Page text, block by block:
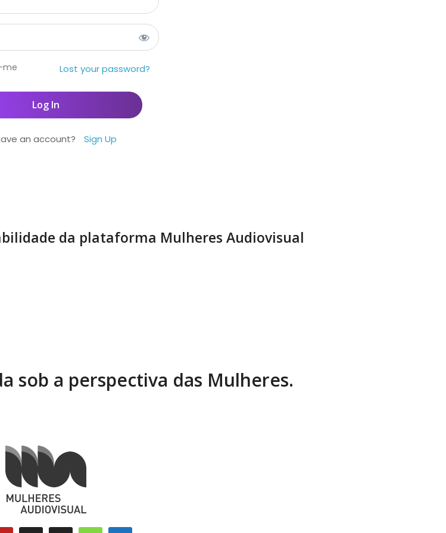
me Lost your password?
an account? Sign Up
da plataforma Mulheres Audiovisual
sob a perspectiva das Mulheres.